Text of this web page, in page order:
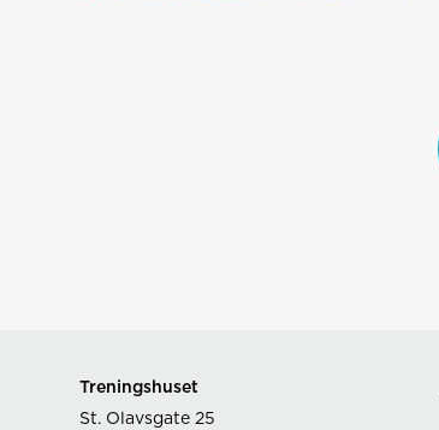
Treningshuset
St. Olavsgate 25